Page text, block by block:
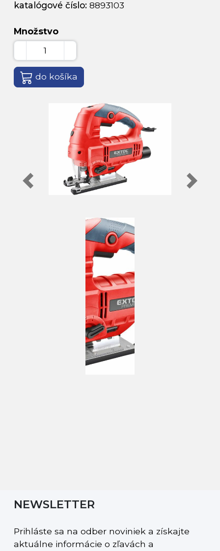
katalógové číslo: 8893103
Množstvo
do košíka
NEWSLETTER
Prihláste sa na odber noviniek a získajte
aktuálne informácie o zľavách a